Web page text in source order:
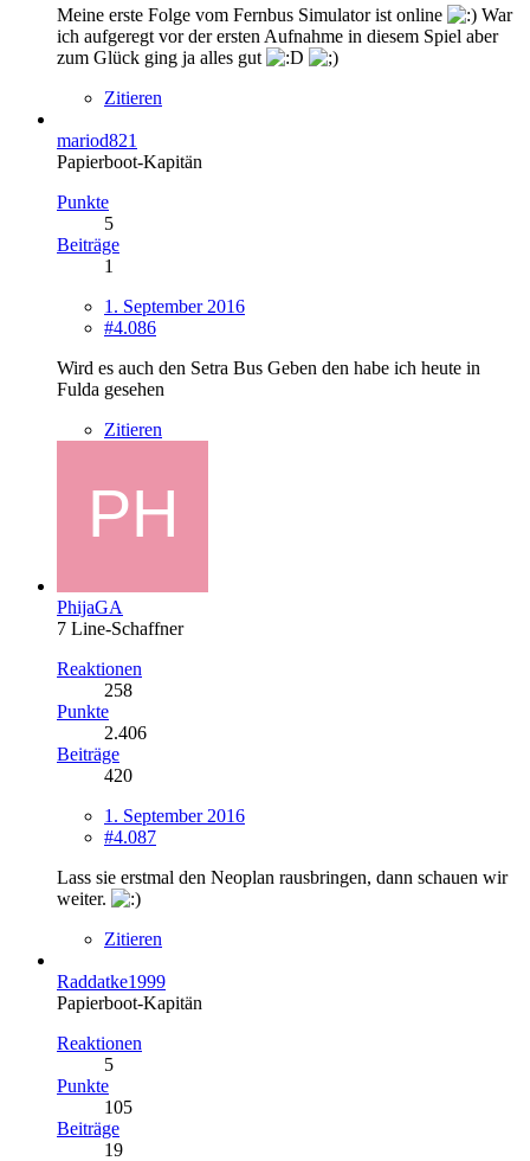
Meine erste Folge vom Fernbus Simulator ist online
War
ich aufgeregt vor der ersten Aufnahme in diesem Spiel aber
zum Glück ging ja alles gut
Zitieren
mariod821
Papierboot-Kapitän
Punkte
5
Beiträge
1
1. September 2016
#4.086
Wird es auch den Setra Bus Geben den habe ich heute in
Fulda gesehen
Zitieren
PhijaGA
7 Line-Schaffner
Reaktionen
258
Punkte
2.406
Beiträge
420
1. September 2016
#4.087
Lass sie erstmal den Neoplan rausbringen, dann schauen wir
weiter.
Zitieren
Raddatke1999
Papierboot-Kapitän
Reaktionen
5
Punkte
105
Beiträge
19